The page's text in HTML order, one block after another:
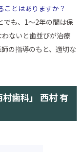
ことはありますか？
でも、1〜2年の間は保
ないと歯並びが治療
の指導のもと、適切な
歯科」 西村 有